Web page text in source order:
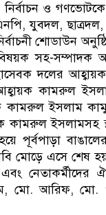
ও গণভোটকে
যুবদল,
শোডাউন
সহ-
দলের
কামরুল
কামরুল ইসলাম
ইসলামসহ
পূর্বপাড়া
মোড়ে এসে শেষ
নেতাকর্মীদের
আরিফ, মো.